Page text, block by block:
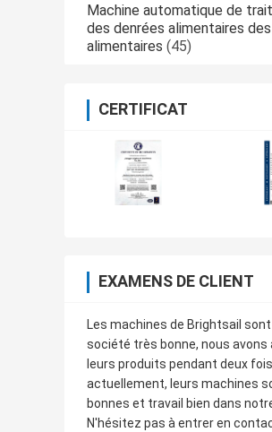
Machine automatique de
des denrées alimentaires
alimentaires (45)
CERTIFICAT
EXAMENS DE CLIENT
Les machines de Brightsail
société très bonne, nous avons
leurs produits pendant deux fois
actuellement, leurs machines
bonnes et travail bien dans
N'hésitez pas à entrer en